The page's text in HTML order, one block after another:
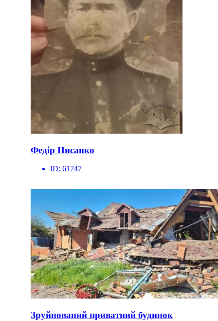
Федір Писанко
ID: 61747
Зруйнований приватний будинок